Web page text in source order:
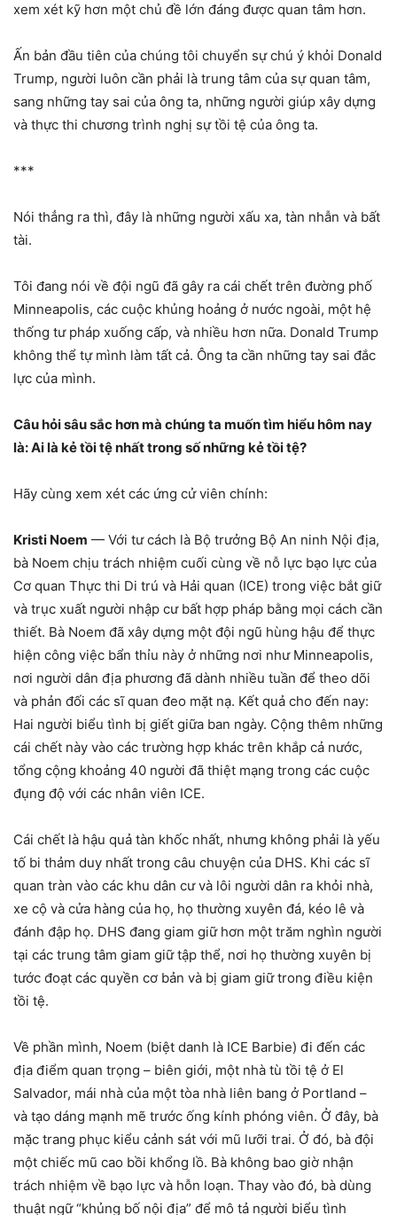
xem xét kỹ hơn một chủ đề lớn đáng được quan tâm hơn.
Ấn bản đầu tiên của chúng tôi chuyển sự chú ý khỏi Donald
Trump, người luôn cần phải là trung tâm của sự quan tâm,
sang những tay sai của ông ta, những người giúp xây dựng
và thực thi chương trình nghị sự tồi tệ của ông ta.
***
Nói thẳng ra thì, đây là những người xấu xa, tàn nhẫn và bất
tài.
Tôi đang nói về đội ngũ đã gây ra cái chết trên đường phố
Minneapolis, các cuộc khủng hoảng ở nước ngoài, một hệ
thống tư pháp xuống cấp, và nhiều hơn nữa. Donald Trump
không thể tự mình làm tất cả. Ông ta cần những tay sai đắc
lực của mình.
Câu hỏi sâu sắc hơn mà chúng ta muốn tìm hiểu hôm nay
là: Ai là kẻ tồi tệ nhất trong số những kẻ tồi tệ?
Hãy cùng xem xét các ứng cử viên chính:
Kristi Noem — Với tư cách là Bộ trưởng Bộ An ninh Nội địa,
bà Noem chịu trách nhiệm cuối cùng về nỗ lực bạo lực của
Cơ quan Thực thi Di trú và Hải quan (ICE) trong việc bắt giữ
và trục xuất người nhập cư bất hợp pháp bằng mọi cách cần
thiết. Bà Noem đã xây dựng một đội ngũ hùng hậu để thực
hiện công việc bẩn thỉu này ở những nơi như Minneapolis,
nơi người dân địa phương đã dành nhiều tuần để theo dõi
và phản đối các sĩ quan đeo mặt nạ. Kết quả cho đến nay:
Hai người biểu tình bị giết giữa ban ngày. Cộng thêm những
cái chết này vào các trường hợp khác trên khắp cả nước,
tổng cộng khoảng 40 người đã thiệt mạng trong các cuộc
đụng độ với các nhân viên ICE.
Cái chết là hậu quả tàn khốc nhất, nhưng không phải là yếu
tố bi thảm duy nhất trong câu chuyện của DHS. Khi các sĩ
quan tràn vào các khu dân cư và lôi người dân ra khỏi nhà,
xe cộ và cửa hàng của họ, họ thường xuyên đá, kéo lê và
đánh đập họ. DHS đang giam giữ hơn một trăm nghìn người
tại các trung tâm giam giữ tập thể, nơi họ thường xuyên bị
tước đoạt các quyền cơ bản và bị giam giữ trong điều kiện
tồi tệ.
Về phần mình, Noem (biệt danh là ICE Barbie) đi đến các
địa điểm quan trọng – biên giới, một nhà tù tồi tệ ở El
Salvador, mái nhà của một tòa nhà liên bang ở Portland –
và tạo dáng mạnh mẽ trước ống kính phóng viên. Ở đây, bà
mặc trang phục kiểu cảnh sát với mũ lưỡi trai. Ở đó, bà đội
một chiếc mũ cao bồi khổng lồ. Bà không bao giờ nhận
trách nhiệm về bạo lực và hỗn loạn. Thay vào đó, bà dùng
thuật ngữ “khủng bố nội địa” để mô tả người biểu tình